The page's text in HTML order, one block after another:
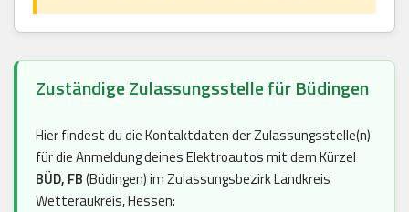
Zuständige Zulassungsstelle für Büdingen
Hier findest du die Kontaktdaten der Zulassungsstelle(n)
für die Anmeldung deines Elektroautos mit dem Kürzel
BÜD, FB(Büdingen) im Zulassungsbezirk Landkreis
Wetteraukreis, Hessen: